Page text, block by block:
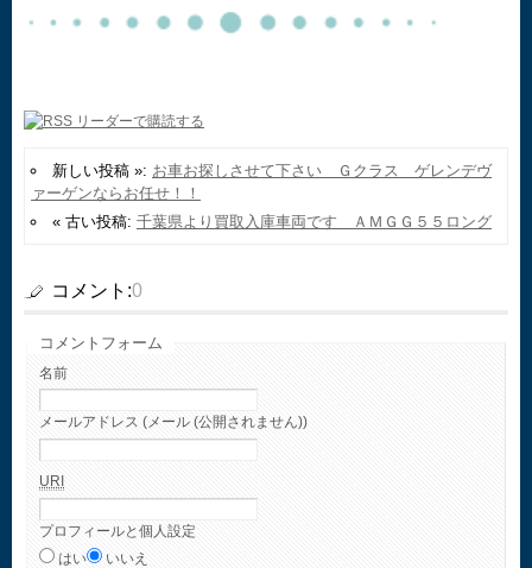
新しい投稿 »: お車お探しさせて下さい Ｇクラス ゲレンデヴ
ァーゲンならお任せ！！
« 古い投稿: 千葉県より買取入庫車両です ＡＭＧＧ５５ロング
コメント:0
コメントフォーム
名前
メールアドレス (メール (公開されません))
URI
プロフィールと個人設定
はい
いいえ